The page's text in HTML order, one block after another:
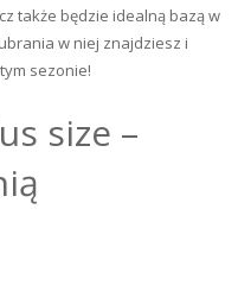
także będzie idealną bazą w
w niej znajdziesz i
sezonie!
size –